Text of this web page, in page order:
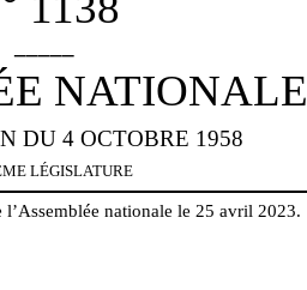
NATIONALE
DU 4 OCTOBRE 1958
LÉGISLATURE
l’Assemblée nationale le 25 avril 2023.